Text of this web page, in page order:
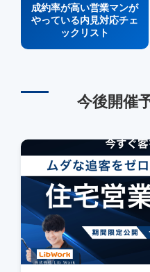
成約率が高い営業マンが
やっている内見対応チェ
ックリスト
今後開催